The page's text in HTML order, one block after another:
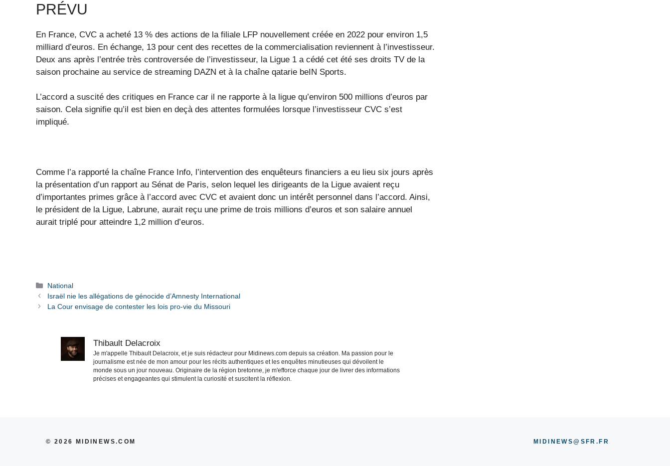
PRÉVU
En France, CVC a acheté 13 % des actions de la filiale LFP nouvellement créée en 2022 pour environ 1,5
milliard d’euros. En échange, 13 pour cent des recettes de la commercialisation reviennent à l’investisseur.
Deux ans après l’entrée très controversée de l’investisseur, la Ligue 1 a cédé cet été ses droits TV de la
saison prochaine au service de streaming DAZN et à la chaîne qatarie beIN Sports.
L’accord a suscité des critiques en France car il ne rapporte à la ligue qu’environ 500 millions d’euros par
saison. Cela signifie qu’il est bien en deçà des attentes formulées lorsque l’investisseur CVC s’est
impliqué.
Comme l’a rapporté la chaîne France Info, l’intervention des enquêteurs financiers a eu lieu six jours après
la présentation d’un rapport au Sénat de Paris, selon lequel les dirigeants de la Ligue avaient reçu
d’importantes primes grâce à l’accord avec CVC et avaient donc un intérêt personnel dans l’accord. Ainsi,
le président de la Ligue, Labrune, aurait reçu une prime de trois millions d’euros et son salaire annuel
aurait triplé pour atteindre 1,2 million d’euros.
Catégories
National
Israël nie les allégations de génocide d’Amnesty International
La Cour envisage de contester les lois pro-vie du Missouri
Thibault Delacroix
Je m'appelle Thibault Delacroix, et je suis rédacteur pour Midinews.com depuis sa création. Ma passion pour le
journalisme est née de mon amour pour les récits authentiques et les enquêtes minutieuses qui dévoilent le
monde sous un jour nouveau. Originaire de la région bretonne, je m'efforce chaque jour de livrer des informations
précises et engageantes qui stimulent la curiosité et suscitent la réflexion.
© 2026 MIDINEWS.COM MIDINEWS@SFR.FR